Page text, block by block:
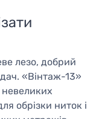
лезо, добрий
«Вінтаж-13»
обрізки ниток і